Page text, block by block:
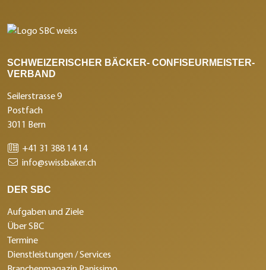
SCHWEIZERISCHER BÄCKER- CONFISEURMEISTER-
VERBAND
Seilerstrasse 9
Postfach
3011 Bern
+41 31 388 14 14
info@swissbaker.ch
DER SBC
Aufgaben und Ziele
Über SBC
Termine
Dienstleistungen / Services